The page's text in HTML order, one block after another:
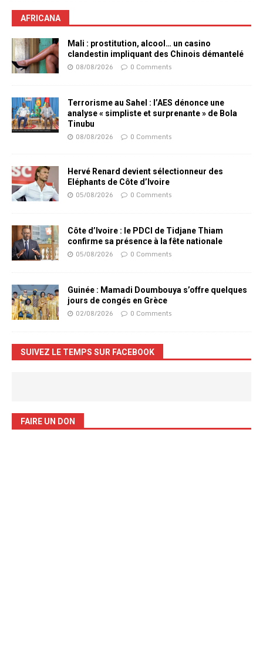
AFRICANA
Mali : prostitution, alcool… un casino
clandestin impliquant des Chinois démantelé
08/08/2026 0 Comments
Terrorisme au Sahel : l’AES dénonce une
analyse « simpliste et surprenante » de Bola
Tinubu
08/08/2026 0 Comments
Hervé Renard devient sélectionneur des
Eléphants de Côte d’Ivoire
05/08/2026 0 Comments
Côte d’Ivoire : le PDCI de Tidjane Thiam
confirme sa présence à la fête nationale
05/08/2026 0 Comments
Guinée : Mamadi Doumbouya s’offre quelques
jours de congés en Grèce
02/08/2026 0 Comments
SUIVEZ LE TEMPS SUR FACEBOOK
FAIRE UN DON